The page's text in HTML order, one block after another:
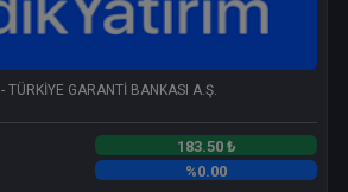
- TÜRKİYE GARANTİ BANKASI A.Ş.
183.50 ₺
%0.00